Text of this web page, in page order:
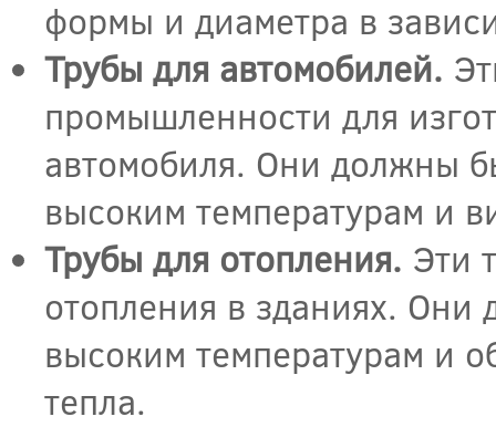
формы и диаметра в
Трубы для автомобилей.
промышленности для
автомобиля. Они должны
высоким температурам и
Трубы для отопления. Эти
отопления в зданиях.
высоким температурам и
тепла.